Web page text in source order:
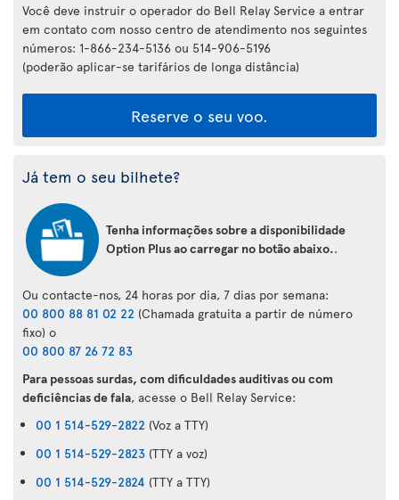
Você deve instruir o operador do Bell Relay Service a entrar
em contato com nosso centro de atendimento nos seguintes
números: 1-866-234-5136 ou 514-906-5196
(poderão aplicar-se tarifários de longa distância)
Reserve o seu voo.
Já tem o seu bilhete?
Tenha informações sobre a disponibilidade
Option Plus ao carregar no botão abaixo..
Ou contacte-nos, 24 horas por dia, 7 dias por semana:
00 800 88 81 02 22 (Chamada gratuita a partir de número
fixo) o
00 800 87 26 72 83
Para pessoas surdas, com dificuldades auditivas ou com
deficiências de fala, acesse o Bell Relay Service:
00 1 514-529-2822 (Voz a TTY)
00 1 514-529-2823 (TTY a voz)
00 1 514-529-2824 (TTY a TTY)